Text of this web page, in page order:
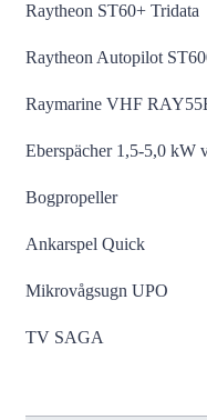
Raytheon ST60+ Tridata
Raytheon Autopilot
Raymarine VHF
Eberspächer 1,5-5,0 kW
Bogpropeller
Ankarspel Quick
Mikrovågsugn UPO
TV SAGA